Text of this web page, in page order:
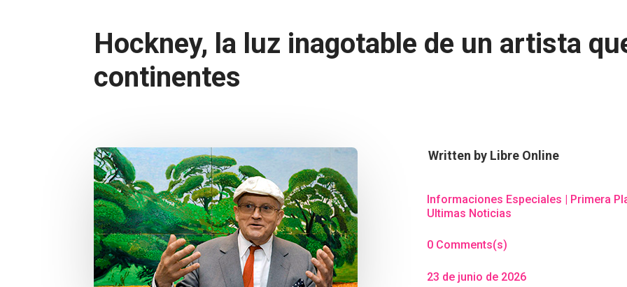
Hockney, la luz inagotable de un artista
continentes
Written by Libre Online
Informaciones Especiales | Primera
Ultimas Noticias
0 Comments(s)
23 de junio de 2026